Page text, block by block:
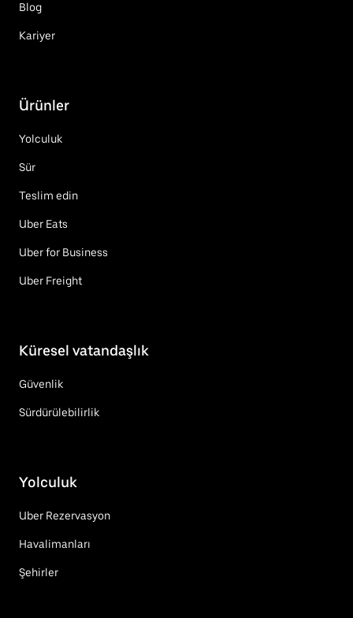
Blog
Kariyer
Ürünler
Yolculuk
Sür
Teslim edin
Uber Eats
Uber for Business
Uber Freight
Küresel vatandaşlık
Güvenlik
Sürdürülebilirlik
Yolculuk
Uber Rezervasyon
Havalimanları
Şehirler